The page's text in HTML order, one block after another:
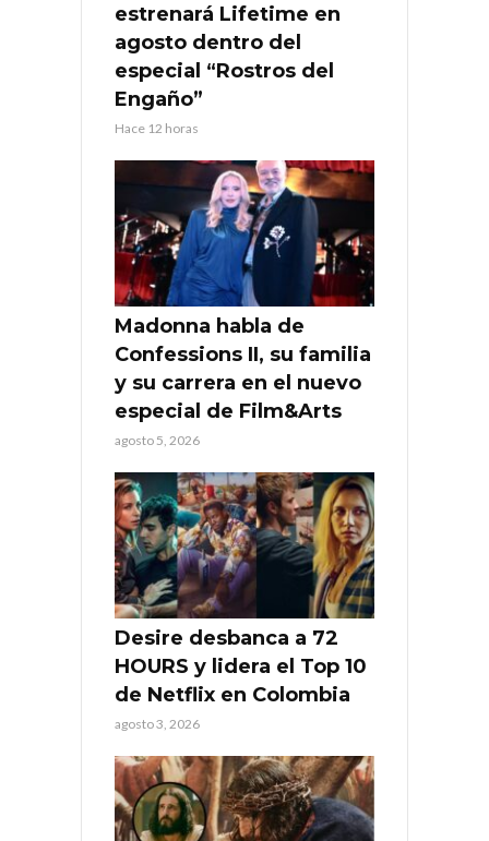
estrenará Lifetime en
agosto dentro del
especial “Rostros del
Engaño”
Hace 12 horas
Madonna habla de
Confessions II, su familia
y su carrera en el nuevo
especial de Film&Arts
agosto 5, 2026
Desire desbanca a 72
HOURS y lidera el Top 10
de Netflix en Colombia
agosto 3, 2026